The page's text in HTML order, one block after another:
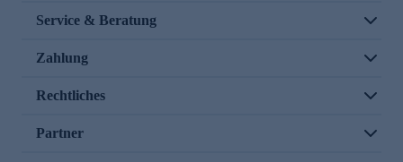
Service & Beratung
Zahlung
Rechtliches
Partner